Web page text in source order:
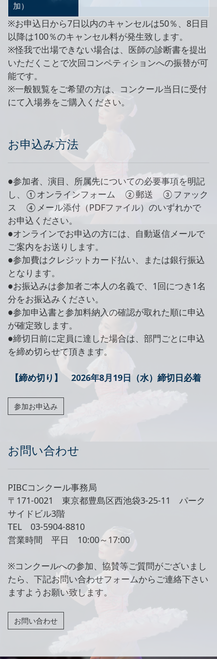
加）
※お申込日から7日以内のキャンセルは50％、8日目
以降は100％のキャンセル料が発生致します。
※怪我で出場できない場合は、医師の診断書を提出
いただくことで次回コンペティションへの振替が可
能です。
※一般観覧をご希望の方は、コンクール当日に受付
にて入場券をご購入ください。
お申込み方法
●参加者、演目、所属先についての必要事項を明記
し、①オンラインフォーム ②郵送 ③ファック
ス ④メール添付（PDFファイル）のいずれかで
お申込ください。
●オンラインでお申込の方には、自動返信メールで
ご案内をお送りします。
●参加費はクレジットカード払い、または銀行振込
となります。
●お振込みは参加者ご本人の名義で、1回につき1名
分をお振込みください。
●参加申込書と参加料納入の確認が取れた順に申込
が確定致します。
●締切日前に定員に達した場合は、部門ごとに申込
を締め切らせて頂きます。
【締め切り】 2026年8月19日（水）締切日必着
参加お申込み
お問い合わせ
PIBCコンクール事務局
〒171-0021 東京都豊島区西池袋3-25-11 パーク
サイドビル3階
TEL 03-5904-8810
営業時間 平日 10:00～17:00
※コンクールへの参加、協賛等ご質問がございまし
たら、下記お問い合わせフォームからご連絡下さい
ますようお願い致します。
お問い合わせ